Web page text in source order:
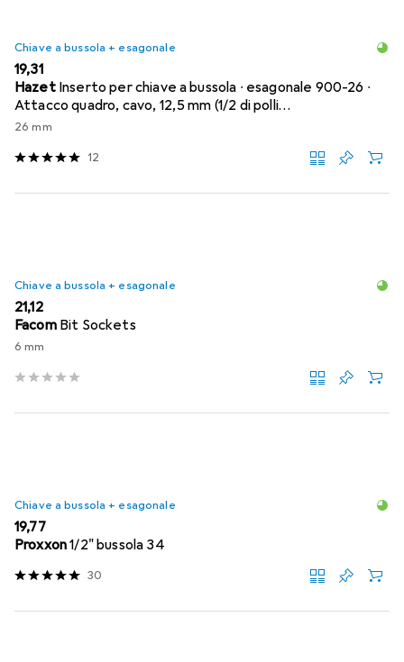
Chiave a bussola + esagonale
EUR
19,31
Hazet Inserto per chiave a bussola ∙ esagonale 900-26 ∙
Attacco quadro, cavo, 12,5 mm (1/2 di polli…
26 mm
12
Chiave a bussola + esagonale
EUR
21,12
Facom Bit Sockets
6 mm
Chiave a bussola + esagonale
EUR
19,77
Proxxon1/2" bussola 34
30